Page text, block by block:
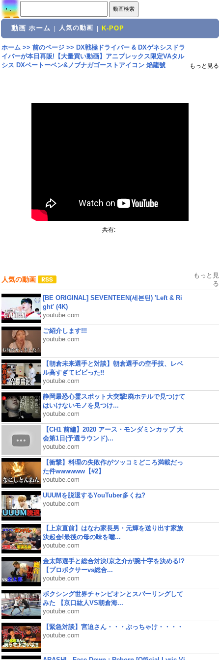
動画 ホーム 人気の動画 K-POP
ホーム>> 前のページ>> DX戦極ドライバー & DXゲネシスドラ
イバーが本日再販!【大量買い動画】アニプレックス限定VAタル
シス DXベートーベン&ノブナガゴーストアイコン 焔龍號
もっと見る
共有:
人気の動画
もっと見
る
[BE ORIGINAL] SEVENTEEN(세븐틴) 'Left & Ri
ght' (4K)
youtube.com
ご紹介します!!!
youtube.com
【朝倉未来選手と対談】朝倉選手の空手技、レベ
ル高すぎてビビった!!
youtube.com
静岡最恐心霊スポット大突撃!廃ホテルで見つけて
はいけないモノを見つけ...
youtube.com
【CH1 前編】2020 アース・モンダミンカップ 大
会第1日(予選ラウンド)...
youtube.com
【衝撃】料理の失敗作がツッコミどころ満載だっ
た件wwwwww【#2】
youtube.com
UUUMを脱退するYouTuber多くね?
youtube.com
【上京直前】はなわ家長男・元輝を送り出す家族
決起会!最後の母の味を噛...
youtube.com
金太郎選手と総合対決!京之介が腕十字を決める!?
【プロボクサーvs総合...
youtube.com
ボクシング世界チャンピオンとスパーリングして
みた 【京口紘人VS朝倉海...
youtube.com
【緊急対談】宮迫さん・・・ぶっちゃけ・・・・
youtube.com